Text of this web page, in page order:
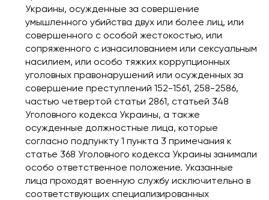
Украины, осужденные за совершение
умышленного убийства двух или более лиц, или
совершенного с особой жестокостью, или
сопряженного с изнасилованием или сексуальным
насилием, или особо тяжких коррупционных
уголовных правонарушений или осужденных за
совершение преступлений 152-1561, 258-2586,
частью четвертой статьи 2861, статьей 348
Уголовного кодекса Украины, а также
осужденные должностные лица, которые
согласно подпункту 1 пункта 3 примечания к
статье 368 Уголовного кодекса Украины занимали
особо ответственное положение. Указанные
лица проходят военную службу исключительно в
соответствующих специализированных